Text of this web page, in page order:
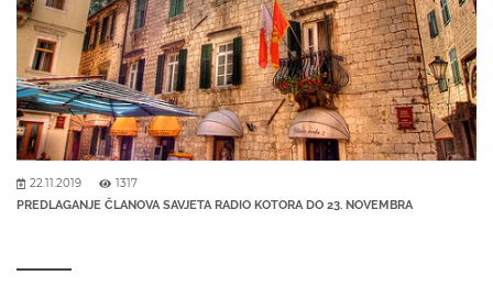
22.11.2019 1317
PREDLAGANJE ČLANOVA SAVJETA RADIO KOTORA DO 23. NOVEMBRA